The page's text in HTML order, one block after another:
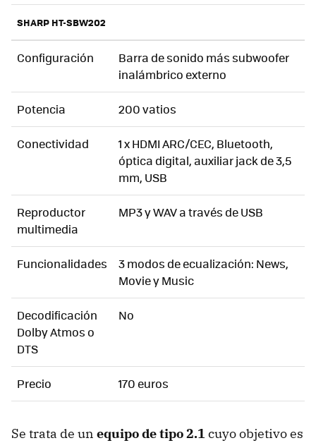
SHARP HT-SBW202
Configuración
Barra de sonido más subwoofer
inalámbrico externo
Potencia 200 vatios
Conectividad
1 x HDMI ARC/CEC, Bluetooth,
óptica digital, auxiliar jack de 3,5
mm, USB
Reproductor
multimedia
MP3 y WAV a través de USB
Funcionalidades
3 modos de ecualización: News,
Movie y Music
Decodificación
Dolby Atmos o
DTS
No
Precio 170 euros
Se trata de un equipo de tipo 2.1 cuyo objetivo es